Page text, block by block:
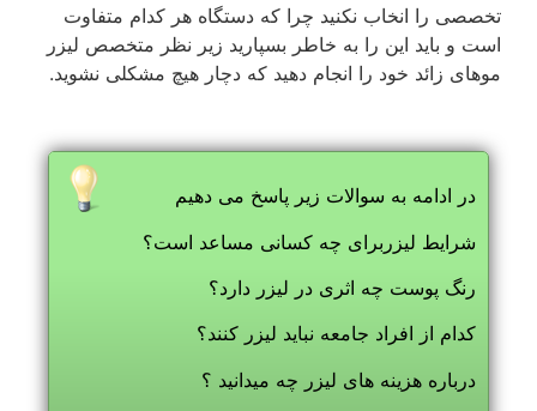
تخصصی را انخاب نکنید چرا که دستگاه هر کدام متفاوت
است و باید این را به خاطر بسپارید زیر نظر متخصص لیزر
موهای زائد خود را انجام دهید که دچار هیچ مشکلی نشوید.
در ادامه به سوالات زیر پاسخ می دهیم
شرایط لیزربرای چه کسانی مساعد است؟
رنگ پوست چه اثری در لیزر دارد؟
کدام از افراد جامعه نباید لیزر کنند؟
درباره هزینه های لیزر چه میدانید ؟